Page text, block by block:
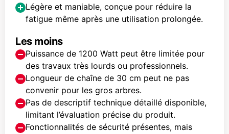
Légère et maniable, conçue pour réduire la
fatigue même après une utilisation prolongée.
Les moins
Puissance de 1200 Watt peut être limitée pour
des travaux très lourds ou professionnels.
Longueur de chaîne de 30 cm peut ne pas
convenir pour les gros arbres.
Pas de descriptif technique détaillé disponible,
limitant l’évaluation précise du produit.
Fonctionnalités de sécurité présentes, mais